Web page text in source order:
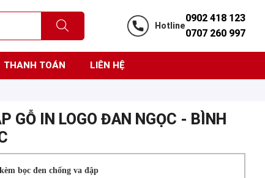
Hotline
0902 418 123
0707 260 997
THANH TOÁN LIÊN HỆ
GỖ IN LOGO ĐAN NGỌC - BÌNH
bọc đen chống va đập